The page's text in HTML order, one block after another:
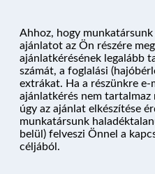
Ahhoz, hogy munkatársunk
ajánlatot az Ön részére
ajánlatkérésének legalább
számát, a foglalási
extrákat. Ha a részünkre
ajánlatkérés nem tartalmaz
úgy az ajánlat elkészítése
munkatársunk
belül) felveszi Önnel a
céljából.